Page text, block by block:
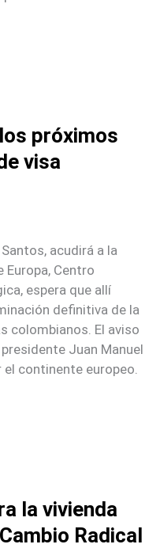
próximos
visa
acudirá a la
Centro
espera que allí
definitiva de la
colombianos. El aviso
Juan Manuel
continente europeo.
la vivienda
Radical